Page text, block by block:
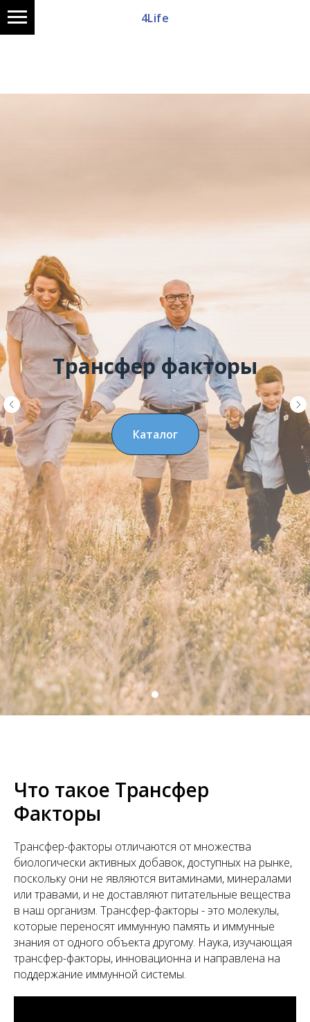
4Life
Трансфер факторы
Каталог
Что такое Трансфер
Факторы
Трансфер-факторы отличаются от множества
биологически активных добавок, доступных на рынке,
поскольку они не являются витаминами, минералами
или травами, и не доставляют питательные вещества
в наш организм. Трансфер-факторы - это молекулы,
которые переносят иммунную память и иммунные
знания от одного объекта другому. Наука, изучающая
трансфер-факторы, инновационна и направлена на
поддержание иммунной системы.